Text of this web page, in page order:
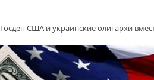
Госдеп США и украинские олигархи